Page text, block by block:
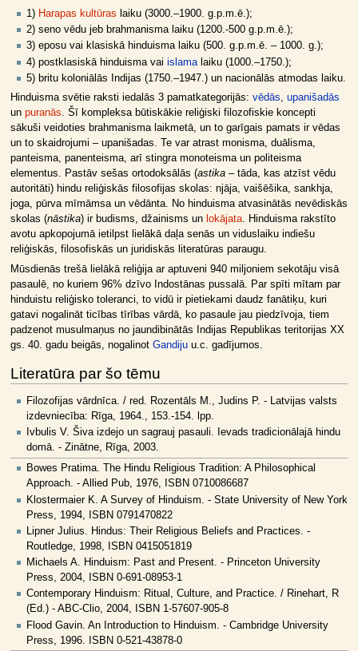
1) Harapas kultūras laiku (3000.–1900. g.p.m.ē.);
2) seno vēdu jeb brahmanisma laiku (1200.-500 g.p.m.ē.);
3) eposu vai klasiskā hinduisma laiku (500. g.p.m.ē. – 1000. g.);
4) postklasiskā hinduisma vai islama laiku (1000.–1750.);
5) britu koloniālās Indijas (1750.–1947.) un nacionālās atmodas laiku.
Hinduisma svētie raksti iedalās 3 pamatkategorijās: vēdās, upanišadās
un puranās. Šī kompleksa būtiskākie reliģiski filozofiskie koncepti
sākuši veidoties brahmanisma laikmetā, un to garīgais pamats ir vēdas
un to skaidrojumi – upanišadas. Te var atrast monisma, duālisma,
panteisma, panenteisma, arī stingra monoteisma un politeisma
elementus. Pastāv sešas ortodoksālās (astika– tāda, kas atzīst vēdu
autoritāti) hindu reliģiskās filosofijas skolas: njāja, vaišēšika, sankhja,
joga, pūrva mīmāmsa un vēdānta. No hinduisma atvasinātās nevēdiskās
skolas (nāstika) ir budisms, džainisms un lokājata. Hinduisma rakstīto
avotu apkopojumā ietilpst lielākā daļa senās un viduslaiku indiešu
reliģiskās, filosofiskās un juridiskās literatūras paraugu.
Mūsdienās trešā lielākā reliģija ar aptuveni 940 miljoniem sekotāju visā
pasaulē, no kuriem 96% dzīvo Indostānas pussalā. Par spīti mītam par
hinduistu reliģisko toleranci, to vidū ir pietiekami daudz fanātiķu, kuri
gatavi nogalināt ticības tīrības vārdā, ko pasaule jau piedzīvoja, tiem
padzenot musulmaņus no jaundibinātās Indijas Republikas teritorijas XX
gs. 40. gadu beigās, nogalinot Gandijuu.c. gadījumos.
Literatūra par šo tēmu
Filozofijas vārdnīca. / red. Rozentāls M., Judins P. - Latvijas valsts
izdevniecība: Rīga, 1964., 153.-154. lpp.
Ivbulis V. Šiva izdejo un sagrauj pasauli. Ievads tradicionālajā hindu
domā. - Zinātne, Rīga, 2003.
Bowes Pratima. The Hindu Religious Tradition: A Philosophical
Approach. - Allied Pub, 1976, ISBN 0710086687
Klostermaier K. A Survey of Hinduism. - State University of New York
Press, 1994, ISBN 0791470822
Lipner Julius. Hindus: Their Religious Beliefs and Practices. -
Routledge, 1998, ISBN 0415051819
Michaels A. Hinduism: Past and Present. - Princeton University
Press, 2004, ISBN 0-691-08953-1
Contemporary Hinduism: Ritual, Culture, and Practice. / Rinehart, R
(Ed.) - ABC-Clio, 2004, ISBN 1-57607-905-8
Flood Gavin. An Introduction to Hinduism. - Cambridge University
Press, 1996. ISBN 0-521-43878-0